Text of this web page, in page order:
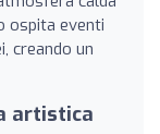
ospita eventi
creando un
artistica